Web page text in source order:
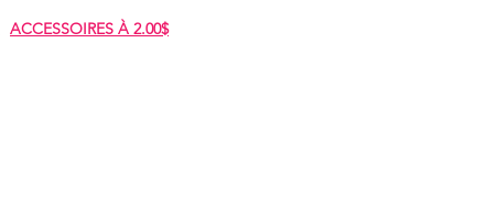
ACCESSOIRES À 2.00$